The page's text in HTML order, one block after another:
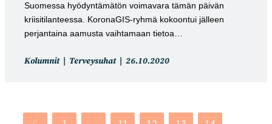
Suomessa hyödyntämätön voimavara tämän päivän
kriisitilanteessa. KoronaGIS-ryhmä kokoontui jälleen
perjantaina aamusta vaihtamaan tietoa…
Artikkelin
Kolumnit Terveysuhat
Artikkeli
26.10.2020